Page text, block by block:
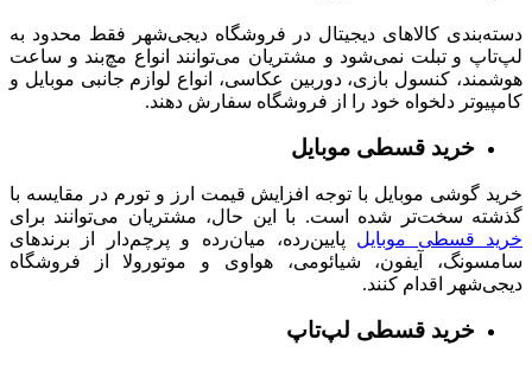
دسته‌بندی کالاهای دیجیتال در فروشگاه دیجی‌شهر فقط محدود به
لپ‌تاپ و تبلت‌ نمی‌شود و مشتریان می‌توانند انواع مچ‌بند و ساعت
هوشمند، کنسول بازی، دوربین عکاسی، انواع لوازم جانبی موبایل و
کامپیوتر دلخواه خود را از فروشگاه سفارش دهند.
خرید قسطی موبایل
خرید گوشی موبایل با توجه افزایش قیمت ارز و تورم در مقایسه با
گذشته سخت‌تر شده است. با این حال، مشتریان می‌توانند برای
خرید قسطی موبایل
پایین‌رده، میان‌رده و پرچم‌دار از برندهای
سامسونگ، آیفون، شیائومی، هواوی و موتورولا از فروشگاه
دیجی‌شهر اقدام کنند.
خرید قسطی لپ‌تاپ